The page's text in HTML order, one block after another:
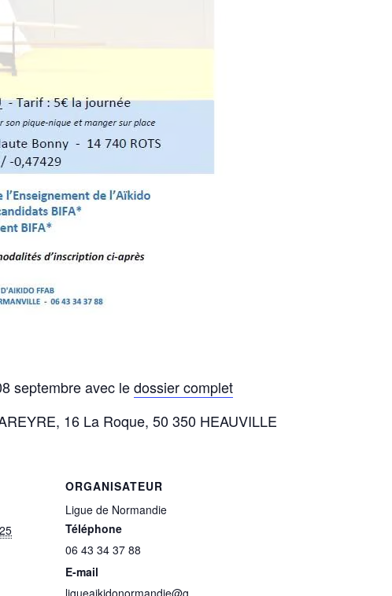
septembre avec ledossier complet
16 La Roque, 50 350 HEAUVILLE
ORGANISATEUR
Ligue de Normandie
Téléphone
06 43 34 37 88
E-mail
ligueaikidonormandie@g